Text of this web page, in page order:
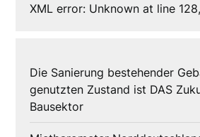
XML error: Unknown at line
Die Sanierung bestehender
genutzten Zustand ist DAS
Bausektor